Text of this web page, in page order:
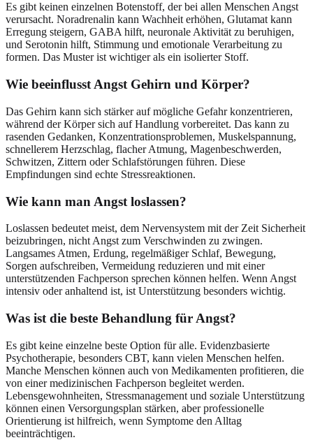
Es gibt keinen einzelnen Botenstoff, der bei allen Menschen Angst
verursacht. Noradrenalin kann Wachheit erhöhen, Glutamat kann
Erregung steigern, GABA hilft, neuronale Aktivität zu beruhigen,
und Serotonin hilft, Stimmung und emotionale Verarbeitung zu
formen. Das Muster ist wichtiger als ein isolierter Stoff.
Wie beeinflusst Angst Gehirn und Körper?
Das Gehirn kann sich stärker auf mögliche Gefahr konzentrieren,
während der Körper sich auf Handlung vorbereitet. Das kann zu
rasenden Gedanken, Konzentrationsproblemen, Muskelspannung,
schnellerem Herzschlag, flacher Atmung, Magenbeschwerden,
Schwitzen, Zittern oder Schlafstörungen führen. Diese
Empfindungen sind echte Stressreaktionen.
Wie kann man Angst loslassen?
Loslassen bedeutet meist, dem Nervensystem mit der Zeit Sicherheit
beizubringen, nicht Angst zum Verschwinden zu zwingen.
Langsames Atmen, Erdung, regelmäßiger Schlaf, Bewegung,
Sorgen aufschreiben, Vermeidung reduzieren und mit einer
unterstützenden Fachperson sprechen können helfen. Wenn Angst
intensiv oder anhaltend ist, ist Unterstützung besonders wichtig.
Was ist die beste Behandlung für Angst?
Es gibt keine einzelne beste Option für alle. Evidenzbasierte
Psychotherapie, besonders CBT, kann vielen Menschen helfen.
Manche Menschen können auch von Medikamenten profitieren, die
von einer medizinischen Fachperson begleitet werden.
Lebensgewohnheiten, Stressmanagement und soziale Unterstützung
können einen Versorgungsplan stärken, aber professionelle
Orientierung ist hilfreich, wenn Symptome den Alltag
beeinträchtigen.